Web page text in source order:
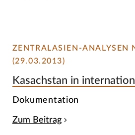
ZENTRALASIEN-ANALYSEN
(29.03.2013)
Kasachstan in
Dokumentation
Zum Beitrag